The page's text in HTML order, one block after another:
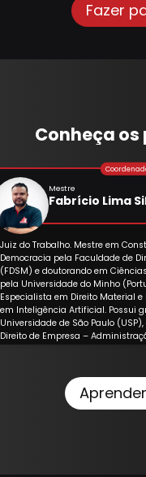
Fazer
Conheça
Mestre
Fabrício Lima
Juiz do Trabalho. Mestre em
Democracia pela Faculdade de
(FDSM) e doutorando em
pela Universidade do Minho
Especialista em Direito Material e
em Inteligência Artificial. Possui
Universidade de São Paulo
Direito de Empresa –
Wolters Kluwer (Espanha).
pesquisador, com foco em
Direito do Trabalho, tecnologia e